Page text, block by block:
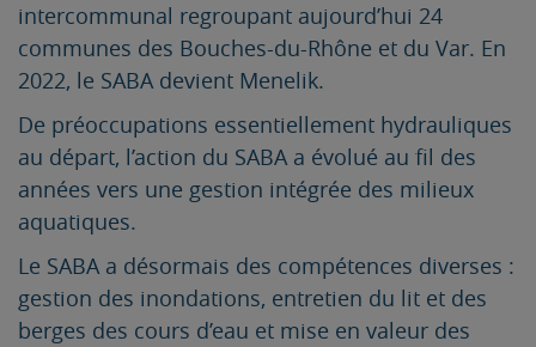
intercommunal regroupant aujourd’hui 24
communes des Bouches-du-Rhône et du Var. En
2022, le SABA devient Menelik.
De préoccupations essentiellement hydrauliques
au départ, l’action du SABA a évolué au fil des
années vers une gestion intégrée des milieux
aquatiques.
Le SABA a désormais des compétences diverses :
gestion des inondations, entretien du lit et des
berges des cours d’eau et mise en valeur des